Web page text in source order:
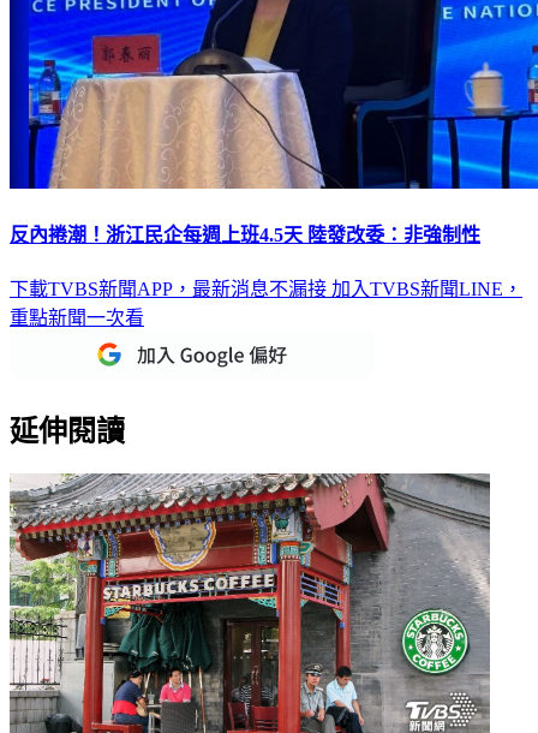
反內捲潮！浙江民企每週上班4.5天 陸發改委：非強制性
下載TVBS新聞APP，最新消息不漏接 加入TVBS新聞LINE，
重點新聞一次看
延伸閱讀